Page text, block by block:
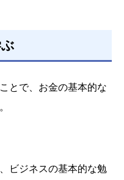
とで、お金の基本的な
ビジネスの基本的な勉